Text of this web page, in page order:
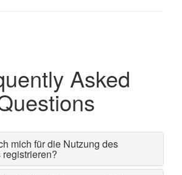
Asked
mich für die Nutzung des